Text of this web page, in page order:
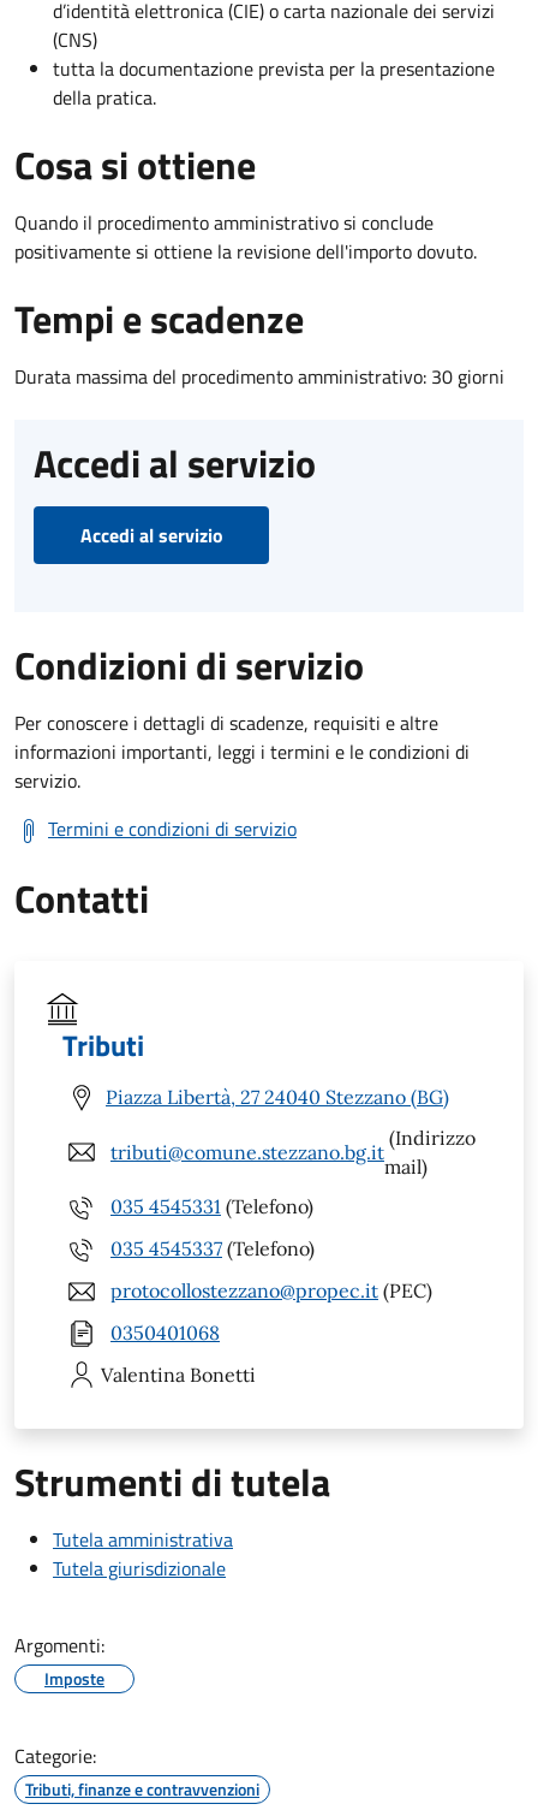
d’identità elettronica (CIE) o carta nazionale dei servizi
(CNS)
tutta la documentazione prevista per la presentazione
della pratica.
Cosa si ottiene
Quando il procedimento amministrativo si conclude
positivamente si ottiene la revisione dell'importo dovuto.
Tempi e scadenze
Durata massima del procedimento amministrativo: 30 giorni
Accedi al servizio
Accedi al servizio
Condizioni di servizio
Per conoscere i dettagli di scadenze, requisiti e altre
informazioni importanti, leggi i termini e le condizioni di
servizio.
Termini e condizioni di servizio
Contatti
Tributi
Piazza Libertà, 27 24040 Stezzano (BG)
tributi@comune.stezzano.bg.it
(Indirizzo
mail)
035 4545331 (Telefono)
035 4545337 (Telefono)
protocollostezzano@propec.it (PEC)
0350401068
Valentina Bonetti
Strumenti di tutela
Tutela amministrativa
Tutela giurisdizionale
Argomenti:
Imposte
Categorie:
Tributi, finanze e contravvenzioni